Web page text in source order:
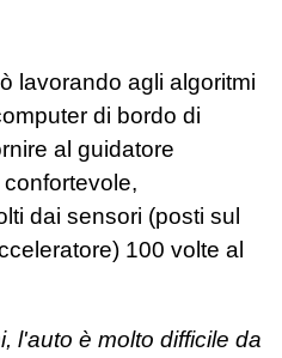
lavorando agli algoritmi
di bordo di
al guidatore
dai sensori (posti sul
100 volte al
l'auto è molto difficile da